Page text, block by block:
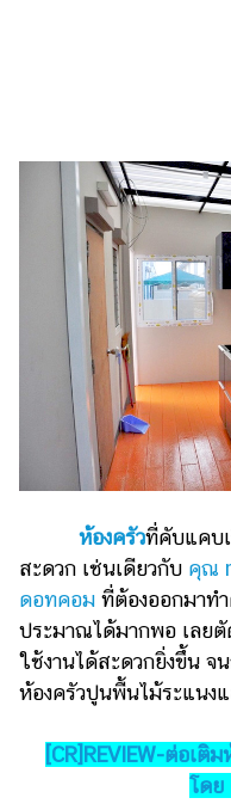
ไตล์
ดูด
หญิง
ผู้ชาย
สุขภาพ
เที่ยว
อาหาร
ง่ายๆ
ช้อป
ปิ้ง
บ้าน
ห้องครัวที่คับแคบ
สะดวก เช่นเดียวกับ คุณ
ดอทคอม ที่ต้องออกมาท
ประมาณได้มากพอ เลย
ใช้งานได้สะดวกยิ่งขึ้น จ
ห้องครัวปูนพื้นไม้ระแนง
[CR]REVIEW-ต่อเติ
โด